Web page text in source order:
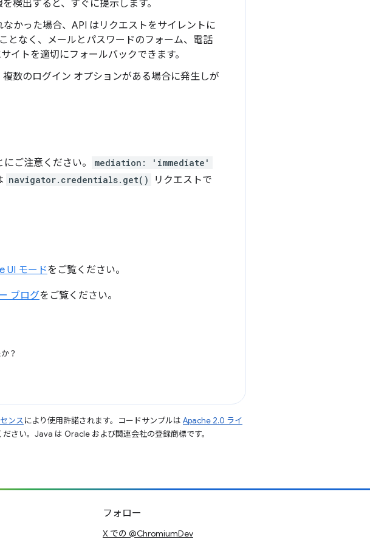
検出すると、すぐに提示します。
かった場合、API はリクエストをサイレントに
となく、メールとパスワードのフォーム、電話
イトを適切にフォールバックできます。
数のログイン オプションがある場合に発生しが
ご注意ください。 mediation: 'immediate'
navigator.credentials.get() リクエストで
UI モードをご覧ください。
ブログをご覧ください。
？
ンスにより使用許諾されます。コードサンプルは Apache 2.0 ライ
ださい。Java は Oracle および関連会社の登録商標です。
フォロー
X での @ChromiumDev